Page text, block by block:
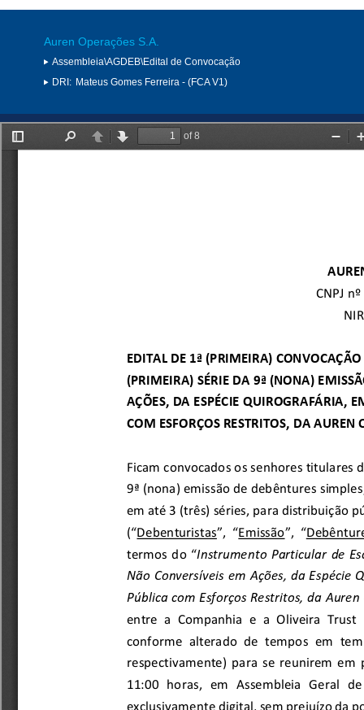
Auren Operações S.A.
Assembleia\AGDEB\Edital de Convocação
DRI: Mateus Gomes Ferreira - (FCA V1)